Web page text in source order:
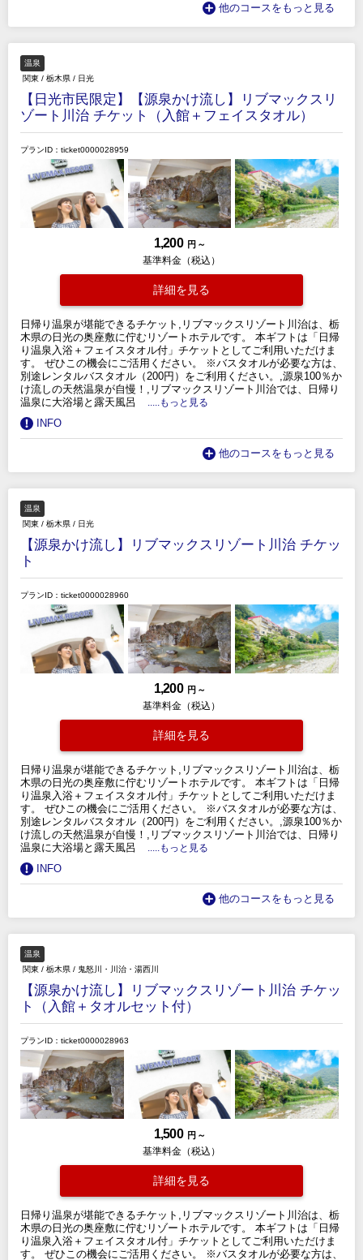
他のコースをもっと見る
温泉
関東 / 栃木県 / 日光
【日光市民限定】【源泉かけ流し】リブマックスリ
ゾート川治 チケット（入館＋フェイスタオル）
プランID：ticket0000028959
1,200 円 ～
基準料金（税込）
詳細を見る
日帰り温泉が堪能できるチケット,リブマックスリゾート川治は、栃
木県の日光の奥座敷に佇むリゾートホテルです。 本ギフトは「日帰
り温泉入浴＋フェイスタオル付」チケットとしてご利用いただけま
す。 ぜひこの機会にご活用ください。 ※バスタオルが必要な方は、
別途レンタルバスタオル（200円）をご利用ください。,源泉100％か
け流しの天然温泉が自慢！,リブマックスリゾート川治では、日帰り
温泉に大浴場と露天風呂
.....もっと見る
INFO
他のコースをもっと見る
温泉
関東 / 栃木県 / 日光
【源泉かけ流し】リブマックスリゾート川治 チケッ
ト
プランID：ticket0000028960
1,200 円 ～
基準料金（税込）
詳細を見る
日帰り温泉が堪能できるチケット,リブマックスリゾート川治は、栃
木県の日光の奥座敷に佇むリゾートホテルです。 本ギフトは「日帰
り温泉入浴＋フェイスタオル付」チケットとしてご利用いただけま
す。 ぜひこの機会にご活用ください。 ※バスタオルが必要な方は、
別途レンタルバスタオル（200円）をご利用ください。,源泉100％か
け流しの天然温泉が自慢！,リブマックスリゾート川治では、日帰り
温泉に大浴場と露天風呂
.....もっと見る
INFO
他のコースをもっと見る
温泉
関東 / 栃木県 / 鬼怒川・川治・湯西川
【源泉かけ流し】リブマックスリゾート川治 チケッ
ト（入館＋タオルセット付）
プランID：ticket0000028963
1,500 円 ～
基準料金（税込）
詳細を見る
日帰り温泉が堪能できるチケット,リブマックスリゾート川治は、栃
木県の日光の奥座敷に佇むリゾートホテルです。 本ギフトは「日帰
り温泉入浴＋フェイスタオル付」チケットとしてご利用いただけま
す。 ぜひこの機会にご活用ください。 ※バスタオルが必要な方は、